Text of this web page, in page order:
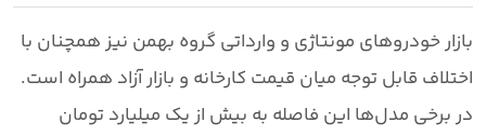
بازار خودروهای مونتاژی و وارداتی گروه بهمن نیز همچنان با
اختلاف قابل توجه میان قیمت کارخانه و بازار آزاد همراه است.
در برخی مدل‌ها این فاصله به بیش از یک میلیارد تومان